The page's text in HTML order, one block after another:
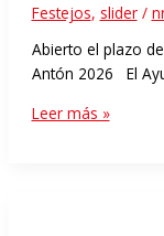
Festejos, slider/
Abierto el plazo
Antón 2026 El
Leer más »